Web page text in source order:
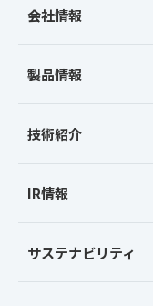
会社情報
製品情報
技術紹介
IR情報
サステナビリティ